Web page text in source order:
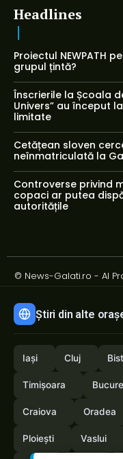
Headlines
Proiectul NEWPATH
grupul țintă?
Înscrierile la Școala
Univers” au început
limitate
Cetățean sloven
neînmatriculată la
Controverse privind
copaci ar putea
autoritățile
© News-Galati.ro - AI
Știri din alte
Iași Cluj
Timișoara
Craiova Oradea
Ploiești Vaslui